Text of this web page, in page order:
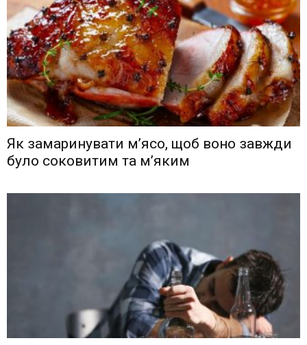
Як замаринувати м’ясо, щоб воно завжди
було соковитим та м’яким